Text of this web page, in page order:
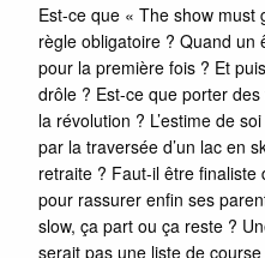
Est-ce que « The show must
règle obligatoire ? Quand
pour la première fois ? Et
drôle ? Est-ce que porter
la révolution ? L’estime de
par la traversée d’un lac en
retraite ? Faut-il être finaliste
pour rassurer enfin ses
slow, ça part ou ça reste ?
serait pas une liste de